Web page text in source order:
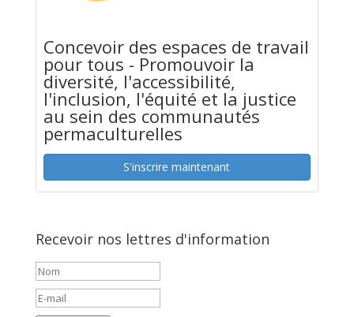
Concevoir des espaces de travail
pour tous - Promouvoir la
diversité, l'accessibilité,
l'inclusion, l'équité et la justice
au sein des communautés
permaculturelles
S'inscrire maintenant
Recevoir nos lettres d'information